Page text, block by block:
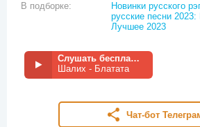
В подборке:
Новинки русского
русские песни 2023:
Лучшее 2023
Слушать бесплатно
Шалих - Блатата
Чат-бот